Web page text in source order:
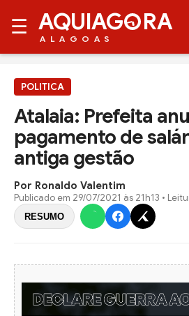
☰ AQUIAG RA
ALAGOAS
POLITICA
Atalaia: Prefeita
pagamento de
antiga gestão
Por Ronaldo Valentim
Publicado em 29/07/2021 às 21h13 •
RESUMO